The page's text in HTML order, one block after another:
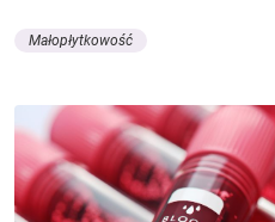
Małopłytkowość